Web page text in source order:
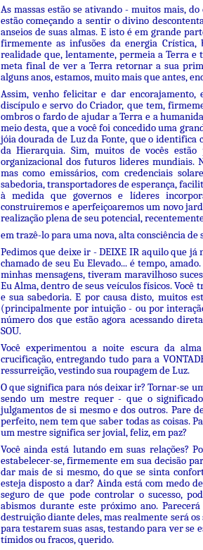
As massas estão se ativando - muitos mais,
estão começando a sentir o divino
anseios de suas almas. E isto é em grande
firmemente as infusões da energia Crística,
realidade que, lentamente, permeia a Terra e
meta final de ver a Terra retornar a sua
alguns anos, estamos, muito mais que antes,
Assim, venho felicitar e dar encorajamento,
discípulo e servo do Criador, que tem,
ombros o fardo de ajudar a Terra e a
meio desta, que a você foi concedido uma
jóia dourada de Luz da Fonte, que o
da Hierarquia. Sim, muitos de vocês
organizacional dos futuros lideres mundiais.
mas como emissários, com credenciais
sabedoria, transportadores de esperança,
à medida que governos e líderes
construiremos e aperfeiçoaremos um novo
realização plena de seu potencial,
em trazê-lo para uma nova, alta consciência de
Pedimos que deixe ir - DEIXE IR aquilo que
chamado de seu Eu Elevado... é tempo,
minhas mensagens, tiveram maravilhoso
Eu Alma, dentro de seus veículos físicos.
e sua sabedoria. E por causa disto, muitos
(principalmente por intuição - ou por
número dos que estão agora acessando
SOU.
Você experimentou a noite escura da
crucificação, entregando tudo para a
ressurreição, vestindo sua roupagem de Luz.
O que significa para nós deixar ir? Tornar-se
sendo um mestre requer - que o
julgamentos de si mesmo e dos outros. Pare
perfeito, nem tem que saber todas as coisas.
um mestre significa ser jovial, feliz, em paz?
Você ainda está lutando em suas relações?
estabelecer-se, firmemente em sua decisão
dar mais de si mesmo, do que se sinta
esteja disposto a dar? Ainda está com medo
seguro de que pode controlar o sucesso,
abismos durante este próximo ano.
destruição diante deles, mas realmente será
para testarem suas asas, testando para ver se
tímidos ou fracos, querido.